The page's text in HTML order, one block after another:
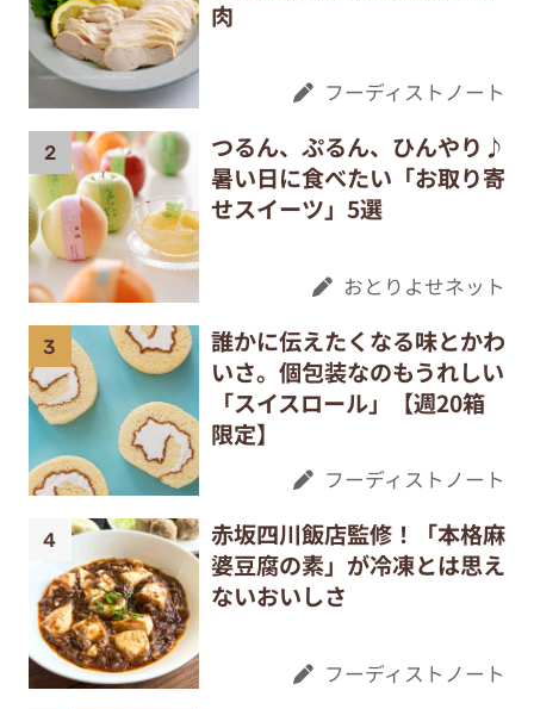
肉
フーディストノート
つるん、ぷるん、ひんやり♪
暑い日に食べたい「お取り寄
せスイーツ」5選
おとりよせネット
誰かに伝えたくなる味とかわ
いさ。個包装なのもうれしい
「スイスロール」【週20箱
限定】
フーディストノート
赤坂四川飯店監修！「本格麻
婆豆腐の素」が冷凍とは思え
ないおいしさ
フーディストノート